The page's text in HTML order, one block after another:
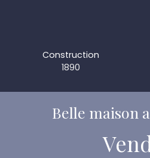
Construction
1890
Belle maison